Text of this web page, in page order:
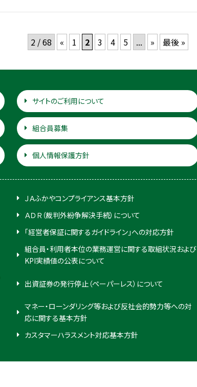
2 / 68 « 1 2 3 4 5 ... » 最後 »
サイトのご利用について
組合員募集
個人情報保護方針
ＪＡふかやコンプライアンス基本方針
ＡＤＲ（裁判外紛争解決手続）について
「経営者保証に関するガイドライン」への対応方針
組合員・利用者本位の業務運営に関する取組状況および
KPI実績値の公表について
出資証券の発行停止（ペーパーレス）について
マネー・ローンダリング等および反社会的勢力等への対
応に関する基本方針
カスタマーハラスメント対応基本方針